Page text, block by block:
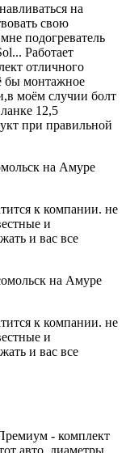
на
свою
подогреватель
Работает
отличного
бы монтажное
моём случии болт
12,5
при правильной
на Амуре
к компании. не
и
и вас все
на Амуре
к компании. не
и
и вас все
- комплект
авто, диаметры